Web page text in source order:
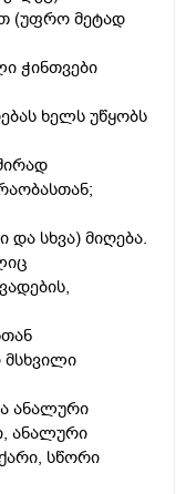
(უფრო მეტად
ჭინთვები
ხელს უწყობს
და სხვა) მიღება.
მსხვილი
ანალური
ანალური
სწორი